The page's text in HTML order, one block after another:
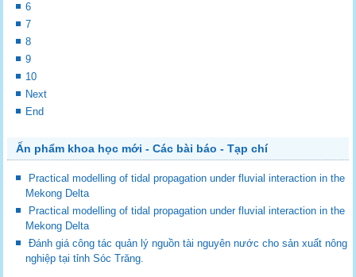
6
7
8
9
10
Next
End
Ấn phẩm khoa học mới - Các bài báo - Tạp chí
Practical modelling of tidal propagation under fluvial interaction in the
Mekong Delta
Practical modelling of tidal propagation under fluvial interaction in the
Mekong Delta
Đánh giá công tác quản lý nguồn tài nguyên nước cho sản xuất nông
nghiệp tại tỉnh Sóc Trăng.